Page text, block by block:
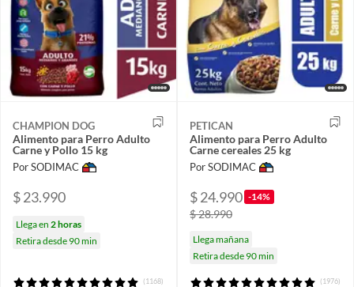
CHAMPION DOG
Alimento para Perro Adulto
Carne y Pollo 15 kg
Por SODIMAC
$ 23.990
Llega en 2 horas
Retira desde 90 min
(1168)
PETICAN
Alimento para Perro Adulto
Carne cereales 25 kg
Por SODIMAC
$ 24.990 -14%
$ 28.990
Llega mañana
Retira desde 90 min
(1976)